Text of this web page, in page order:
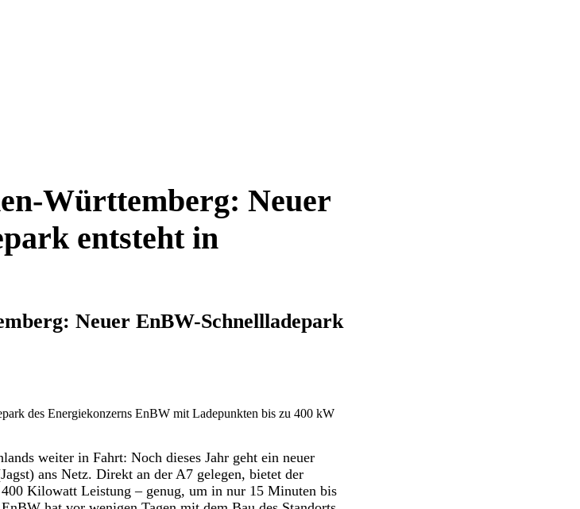
Württemberg: Neuer
entsteht in
Neuer EnBW-Schnellladepark
des Energiekonzerns EnBW mit Ladepunkten bis zu 400 kW
weiter in Fahrt: Noch dieses Jahr geht ein neuer
ans Netz. Direkt an der A7 gelegen, bietet der
Kilowatt Leistung – genug, um in nur 15 Minuten bis